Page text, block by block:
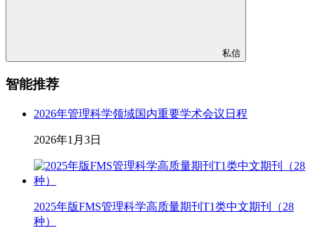
私信
智能推荐
2026年管理科学领域国内重要学术会议日程
2026年1月3日
2025年版FMS管理科学高质量期刊T1类中文期刊（28
种）